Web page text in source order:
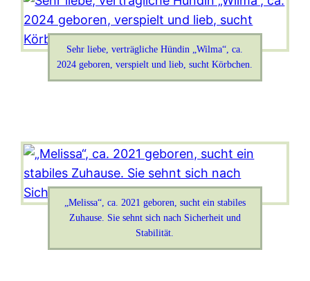
Sehr liebe, verträgliche Hündin „Wilma“, ca.
2024 geboren, verspielt und lieb, sucht Körbchen.
„Melissa“, ca. 2021 geboren, sucht ein stabiles
Zuhause. Sie sehnt sich nach Sicherheit und
Stabilität.